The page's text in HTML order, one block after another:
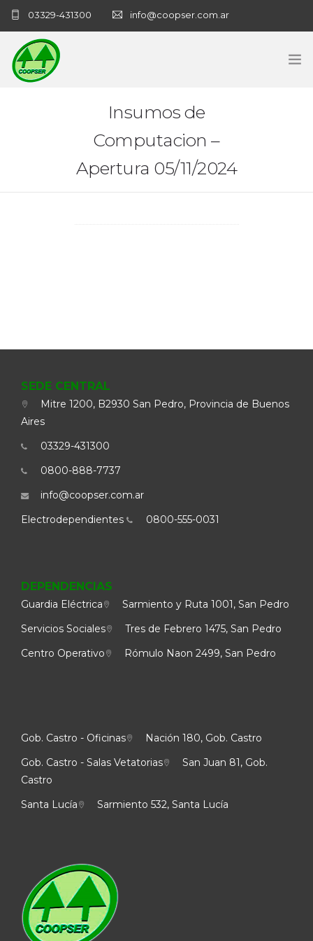
03329-431300 info@coopser.com.ar
ADMINISTRACIÓN
Insumos de
Computacion –
Apertura 05/11/2024
SEDE CENTRAL
Mitre 1200, B2930 San Pedro, Provincia de Buenos
Aires
03329-431300
0800-888-7737
info@coopser.com.ar
Electrodependientes
0800-555-0031
DEPENDENCIAS
Guardia Eléctrica
Sarmiento y Ruta 1001, San Pedro
Servicios Sociales
Tres de Febrero 1475, San Pedro
Centro Operativo
Rómulo Naon 2499, San Pedro
Gob. Castro - Oficinas
Nación 180, Gob. Castro
Gob. Castro - Salas Vetatorias
San Juan 81, Gob.
Castro
Santa Lucía
Sarmiento 532, Santa Lucía